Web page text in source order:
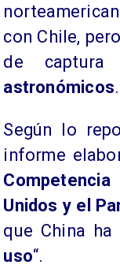
con Chile,
de
astronómicos.
Según lo
informe
Unidos y el
que China
uso“.